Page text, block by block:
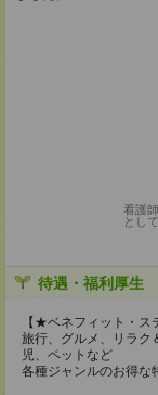
看護
とし
待遇・福利厚生
【★ベネフィット・ス
旅行、グルメ、リラク
児、ペットなど
各種ジャンルのお得な